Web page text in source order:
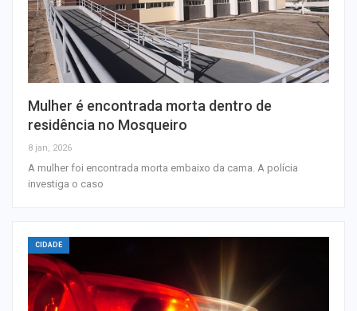
Mulher é encontrada morta dentro de
residência no Mosqueiro
8 jan, 2026
A mulher foi encontrada morta embaixo da cama. A polícia
investiga o caso
CIDADE